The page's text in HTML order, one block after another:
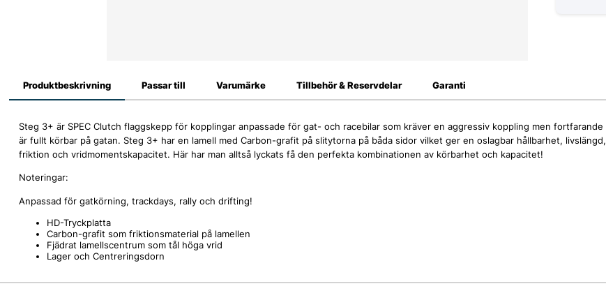
Produktbeskrivning
Steg 3+ är SPEC Clutch flaggskepp för kopplingar anpassade för gat- och racebilar som kräver en aggressiv koppling men fortfarande
är fullt körbar på gatan. Steg 3+ har en lamell med Carbon-grafit på slitytorna på båda sidor vilket ger en oslagbar hållbarhet, livslängd,
friktion och vridmomentskapacitet. Här har man alltså lyckats få den perfekta kombinationen av körbarhet och kapacitet!
Noteringar:
Anpassad för gatkörning, trackdays, rally och drifting!
HD-Tryckplatta
Carbon-grafit som friktionsmaterial på lamellen
Fjädrat lamellscentrum som tål höga vrid
Lager och Centreringsdorn
Passar till Varumärke Tillbehör & Reservdelar Garanti